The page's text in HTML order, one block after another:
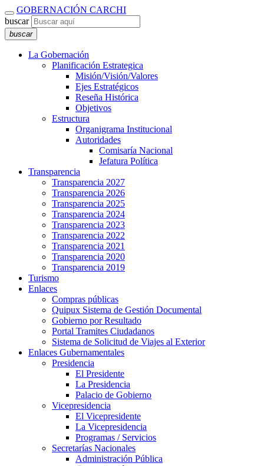
GOBERNACIÓN CARCHI
buscar
buscar
La Gobernación
Planificación Estrategica
Misión/Visión/Valores
Ejes Estratégicos
Reseña Histórica
Objetivos
Estructura
Organigrama Institucional
Autoridades
Comisaría Nacional
Jefatura Política
Transparencia
Transparencia 2027
Transparencia 2026
Transparencia 2025
Transparencia 2024
Transparencia 2023
Transparencia 2022
Transparencia 2021
Transparencia 2020
Transparencia 2019
Turismo
Enlaces
Compras públicas
Quipux Sistema de Gestión Documental
Gobierno por Resultado
Portal Tramites Ciudadanos
Sistema de Solicitud de Viajes al Exterior
Enlaces Gubernamentales
Presidencia
El Presidente
La Presidencia
Palacio de Gobierno
Vicepresidencia
El Vicepresidente
La Vicepresidencia
Programas / Servicios
Secretarías Nacionales
Administración Pública